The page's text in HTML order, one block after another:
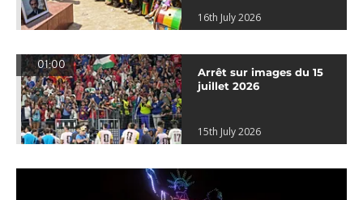
16th July 2026
01:00
Arrêt sur images du 15
juillet 2026
15th July 2026